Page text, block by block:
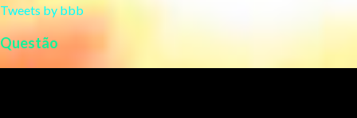
Tweets by bbb
Questão